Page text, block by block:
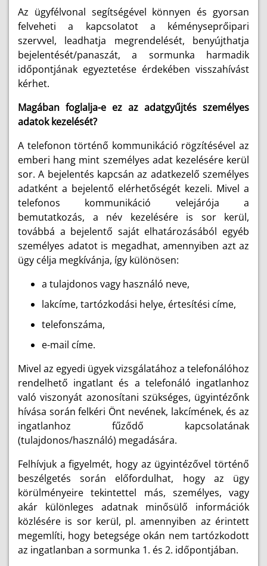
Az ügyfélvonal segítségével könnyen és gyorsan
felveheti a kapcsolatot a kéményseprőipari
szervvel, leadhatja megrendelését, benyújthatja
bejelentését/panaszát, a sormunka harmadik
időpontjának egyeztetése érdekében visszahívást
kérhet.
Magában foglalja-e ez az adatgyűjtés személyes
adatok kezelését?
A telefonon történő kommunikáció rögzítésével az
emberi hang mint személyes adat kezelésére kerül
sor. A bejelentés kapcsán az adatkezelő személyes
adatként a bejelentő elérhetőségét kezeli. Mivel a
telefonos kommunikáció velejárója a
bemutatkozás, a név kezelésére is sor kerül,
továbbá a bejelentő saját elhatározásából egyéb
személyes adatot is megadhat, amennyiben azt az
ügy célja megkívánja, így különösen:
a tulajdonos vagy használó neve,
lakcíme, tartózkodási helye, értesítési címe,
telefonszáma,
e-mail címe.
Mivel az egyedi ügyek vizsgálatához a telefonálóhoz
rendelhető ingatlant és a telefonáló ingatlanhoz
való viszonyát azonosítani szükséges, ügyintézőnk
hívása során felkéri Önt nevének, lakcímének, és az
ingatlanhoz fűződő kapcsolatának
(tulajdonos/használó) megadására.
Felhívjuk a figyelmét, hogy az ügyintézővel történő
beszélgetés során előfordulhat, hogy az ügy
körülményeire tekintettel más, személyes, vagy
akár különleges adatnak minősülő információk
közlésére is sor kerül, pl. amennyiben az érintett
megemlíti, hogy betegsége okán nem tartózkodott
az ingatlanban a sormunka 1. és 2. időpontjában.